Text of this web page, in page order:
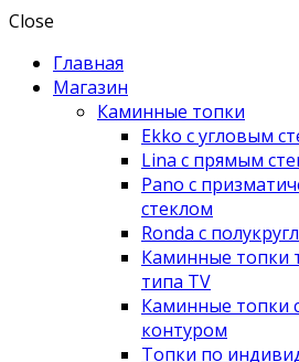
Close
Главная
Магазин
Каминные топки
Ekko с угловым
Lina с прямым
Pano с
стеклом
Ronda с
Каминные топки
типа TV
Каминные топки
контуром
Топки по